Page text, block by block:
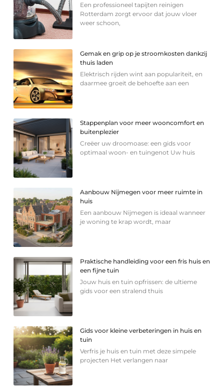
Een professioneel tapijten reinigen
Rotterdam zorgt ervoor dat jouw vloer
weer schoon,
Gemak en grip op je stroomkosten dankzij
thuis laden
Elektrisch rijden wint aan populariteit, en
daarmee groeit de behoefte aan een
Stappenplan voor meer wooncomfort en
buitenplezier
Creëer uw droomoase: een gids voor
optimaal woon- en tuingenot Uw huis
Aanbouw Nijmegen voor meer ruimte in
huis
Een aanbouw Nijmegen is ideaal wanneer
je woning te krap wordt, maar
Praktische handleiding voor een fris huis en
een fijne tuin
Jouw huis en tuin opfrissen: de ultieme
gids voor een stralend thuis
Gids voor kleine verbeteringen in huis en
tuin
Verfris je huis en tuin met deze simpele
projecten Het verlangen naar